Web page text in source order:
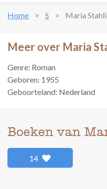
Home S Maria
Meer over Maria
Genre: Roman
Geboren: 1955
Geboorteland: Nederland
Boeken van
14